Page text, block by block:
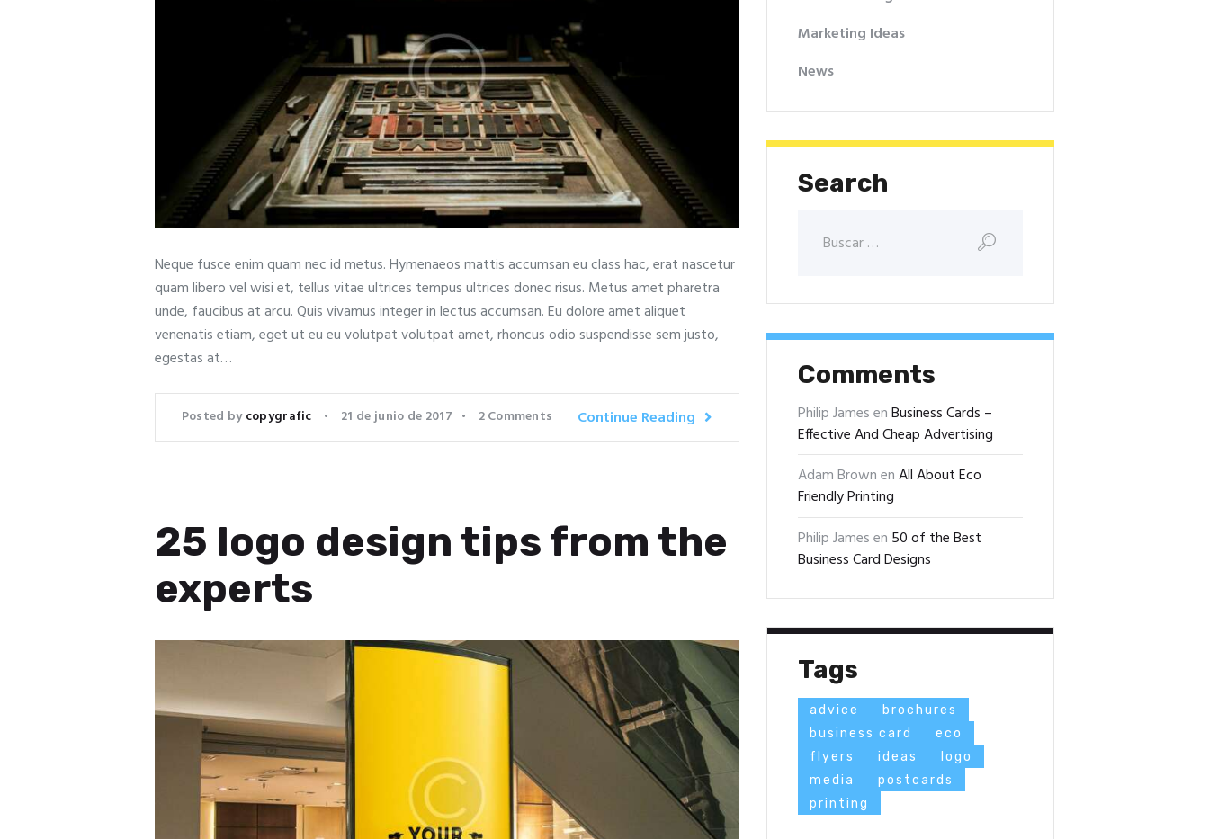
Neque fusce enim quam nec id metus. Hymenaeos mattis accumsan eu class hac, erat nascetur
quam libero vel wisi et, tellus vitae ultrices tempus ultrices donec risus. Metus amet pharetra
unde, faucibus at arcu. Quis vivamus integer in lectus accumsan. Eu dolore amet aliquet
venenatis etiam, eget ut eu eu volutpat volutpat amet, rhoncus odio suspendisse sem justo,
egestas at…
Posted bycopygrafic 21 de junio de 2017 2Comments Continue Reading
25 logo design tips from the
experts
Marketing Ideas
News
Search
Comments
Philip JamesenBusiness Cards –
Effective And Cheap Advertising
Adam BrownenAll About Eco
Friendly Printing
Philip Jamesen 50 of the Best
Business Card Designs
Tags
advice
brochures
business card
eco
flyers
ideas
logo
media
postcards
printing